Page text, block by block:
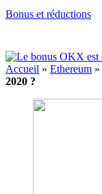
Bonus et réductions
Accueil » Ethereum »
2020 ?